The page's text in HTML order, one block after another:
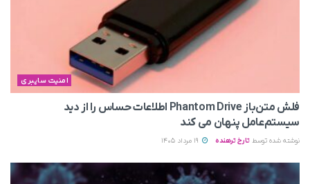
امنیت سایبری
فلش متن‌باز Phantom Drive اطلاعات حساس را از دید
سیستم‌عامل پنهان می‌ کند
نوشته شده توسط تارخ ترهنده